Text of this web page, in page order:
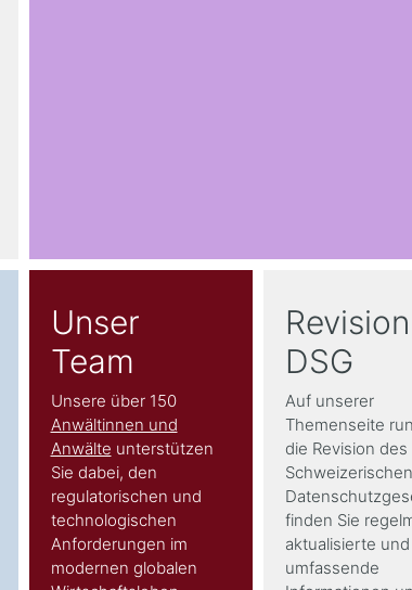
Unser
Team
Unsere über 150
Anwältinnen und
Anwälte unterstützen
Sie dabei, den
regulatorischen und
technologischen
Anforderungen im
modernen globalen
Revision
DSG
Auf unserer
Themenseite
die Revision des
Schweizerischen
finden Sie
aktualisierte und
umfassende